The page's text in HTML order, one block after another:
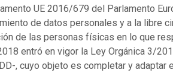
UE 2016/679 del Parlamento
de datos personales y a la libre
de las personas físicas en lo que
entró en vigor la Ley Orgánica 3/
, cuyo objeto es completar y adaptar